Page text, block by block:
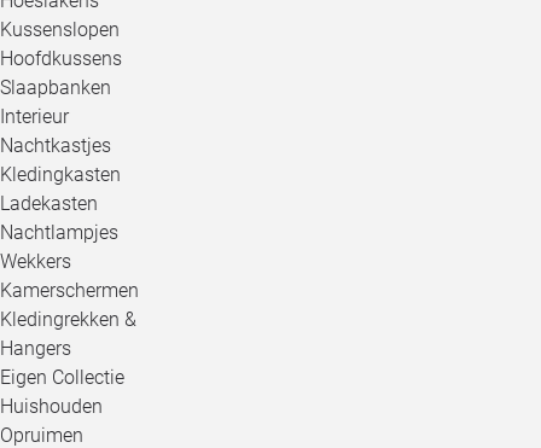
Kussenslopen
Hoofdkussens
Slaapbanken
Interieur
Nachtkastjes
Kledingkasten
Ladekasten
Nachtlampjes
Wekkers
Kamerschermen
Kledingrekken &
Hangers
Eigen Collectie
Huishouden
Opruimen